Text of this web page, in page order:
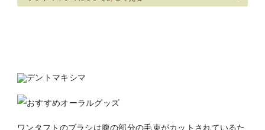
ワンタフトのブラシは腹の部分の毛束がカットされているた